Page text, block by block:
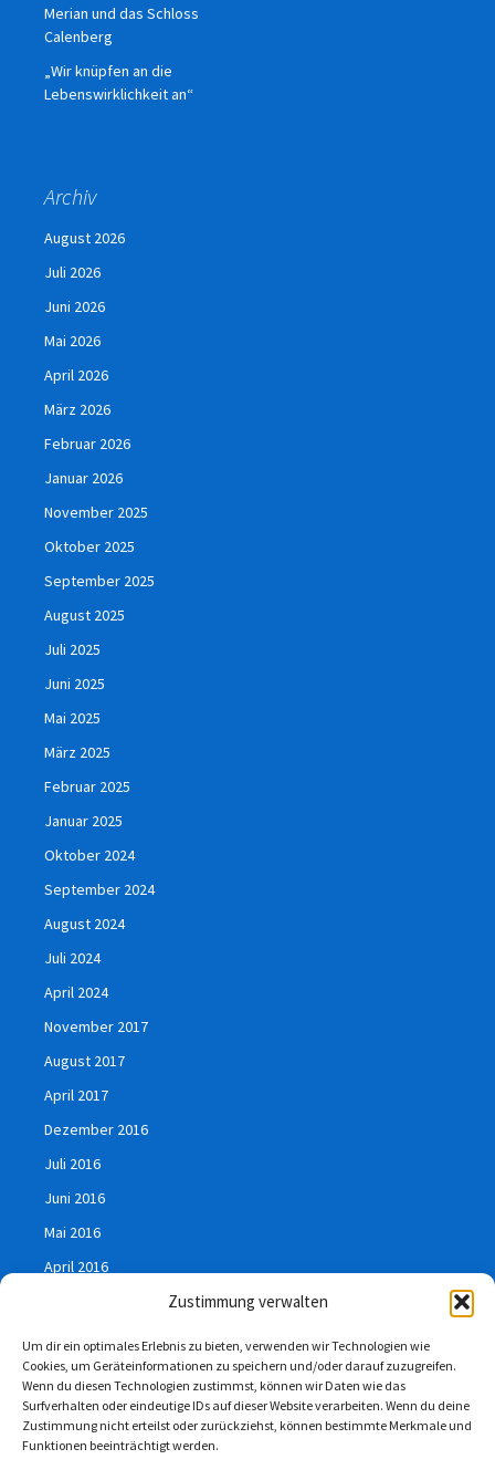
Zustimmung verwalten
Um dir ein optimales Erlebnis zu bieten, verwenden wir Technologien wie
Cookies, um Geräteinformationen zu speichern und/oder darauf zuzugreifen.
Wenn du diesen Technologien zustimmst, können wir Daten wie das
Surfverhalten oder eindeutige IDs auf dieser Website verarbeiten. Wenn du deine
Zustimmung nicht erteilst oder zurückziehst, können bestimmte Merkmale und
Funktionen beeinträchtigt werden.
Merian und das Schloss
Calenberg
„Wir knüpfen an die
Lebenswirklichkeit an“
Archiv
August 2026
Juli 2026
Juni 2026
Mai 2026
April 2026
März 2026
Februar 2026
Januar 2026
November 2025
Oktober 2025
September 2025
August 2025
Juli 2025
Juni 2025
Mai 2025
März 2025
Februar 2025
Januar 2025
Oktober 2024
September 2024
August 2024
Juli 2024
April 2024
November 2017
August 2017
April 2017
Dezember 2016
Juli 2016
Juni 2016
Mai 2016
April 2016
Juli 2015